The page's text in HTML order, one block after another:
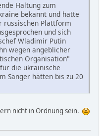
Haltung zum
bekannt und hatte
russischen Plattform
und sich
Wladimir Putin
wegen angeblicher
Organisation"
die ukrainische
Sänger hätten bis zu 20
nicht in Ordnung sein.